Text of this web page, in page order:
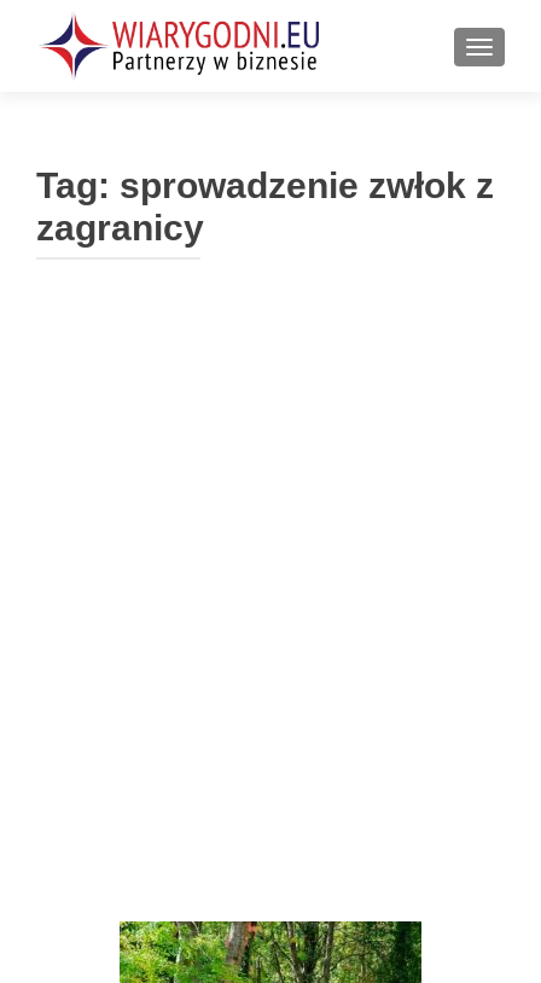
Tag: sprowadzenie zwłok z
zagranicy